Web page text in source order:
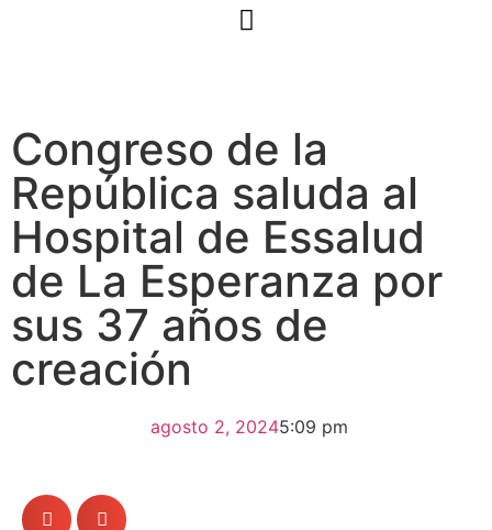
Congreso de la
República saluda al
Hospital de Essalud
de La Esperanza por
sus 37 años de
creación
agosto 2, 20245:09 pm